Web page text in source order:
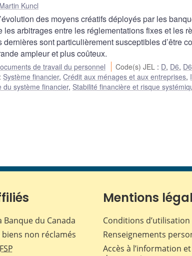
Martin Kuncl
des moyens créatifs déployés par les
arbitrages entre les réglementations fixes et les
sont particulièrement susceptibles d’être
ampleur et plus coûteux.
de travail du personnel Code(s) JEL : D, D6,
: Système financier,Crédit aux ménages et aux entreprises,
du système financier, Stabilité financière et risque
Banque du Canada
non réclamés
FSP
Mentions
Conditions d’utilisation
Renseignements
Accès à l’information